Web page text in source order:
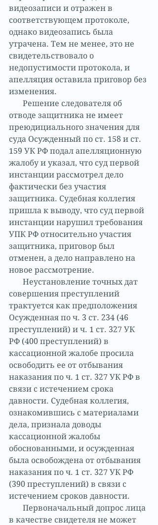
видеозаписи и отражен в
соответствующем протоколе,
однако видеозапись была
утрачена. Тем не менее, это не
свидетельствовало о
недопустимости протокола, и
апелляция оставила приговор без
изменения.
отводе защитника не имеет
преюдициального значения для
суда Осужденный по ст. 158 и ст.
159 УК РФ подал апелляционную
жалобу и указал, что суд первой
инстанции рассмотрел дело
фактически без участия
защитника. Судебная коллегия
пришла к выводу, что суд первой
инстанции нарушил требования
УПК РФ относительно участия
защитника, приговор был
отменен, а дело направлено на
новое рассмотрение.
совершения преступлений
трактуется как предположения
Осужденная по ч. 3 ст. 234 (46
преступлений) и ч. 1 ст. 327 УК
РФ (400 преступлений) в
кассационной жалобе просила
освободить ее от отбывания
наказания по ч. 1 ст. 327 УК РФ в
связи с истечением срока
давности. Судебная коллегия,
ознакомившись с материалами
дела, признала доводы
кассационной жалобы
обоснованными, и осужденная
была освобождена от отбывания
наказания по ч. 1 ст. 327 УК РФ
(390 преступлений) в связи с
истечением сроков давности.
в качестве свидетеля не может